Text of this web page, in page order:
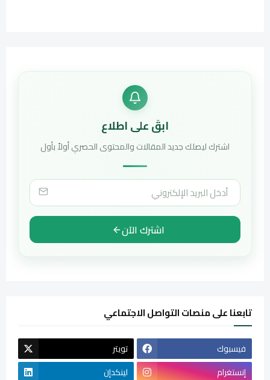
ابقَ على اطلاع
اشترك ليصلك جديد المقالات والمحتوى الحصري أولاً بأول
اشترك الآن
تابعنا على منصات التواصل الاجتماعي
فيسبوك
تويتر
إنستغرام
لينكدإن